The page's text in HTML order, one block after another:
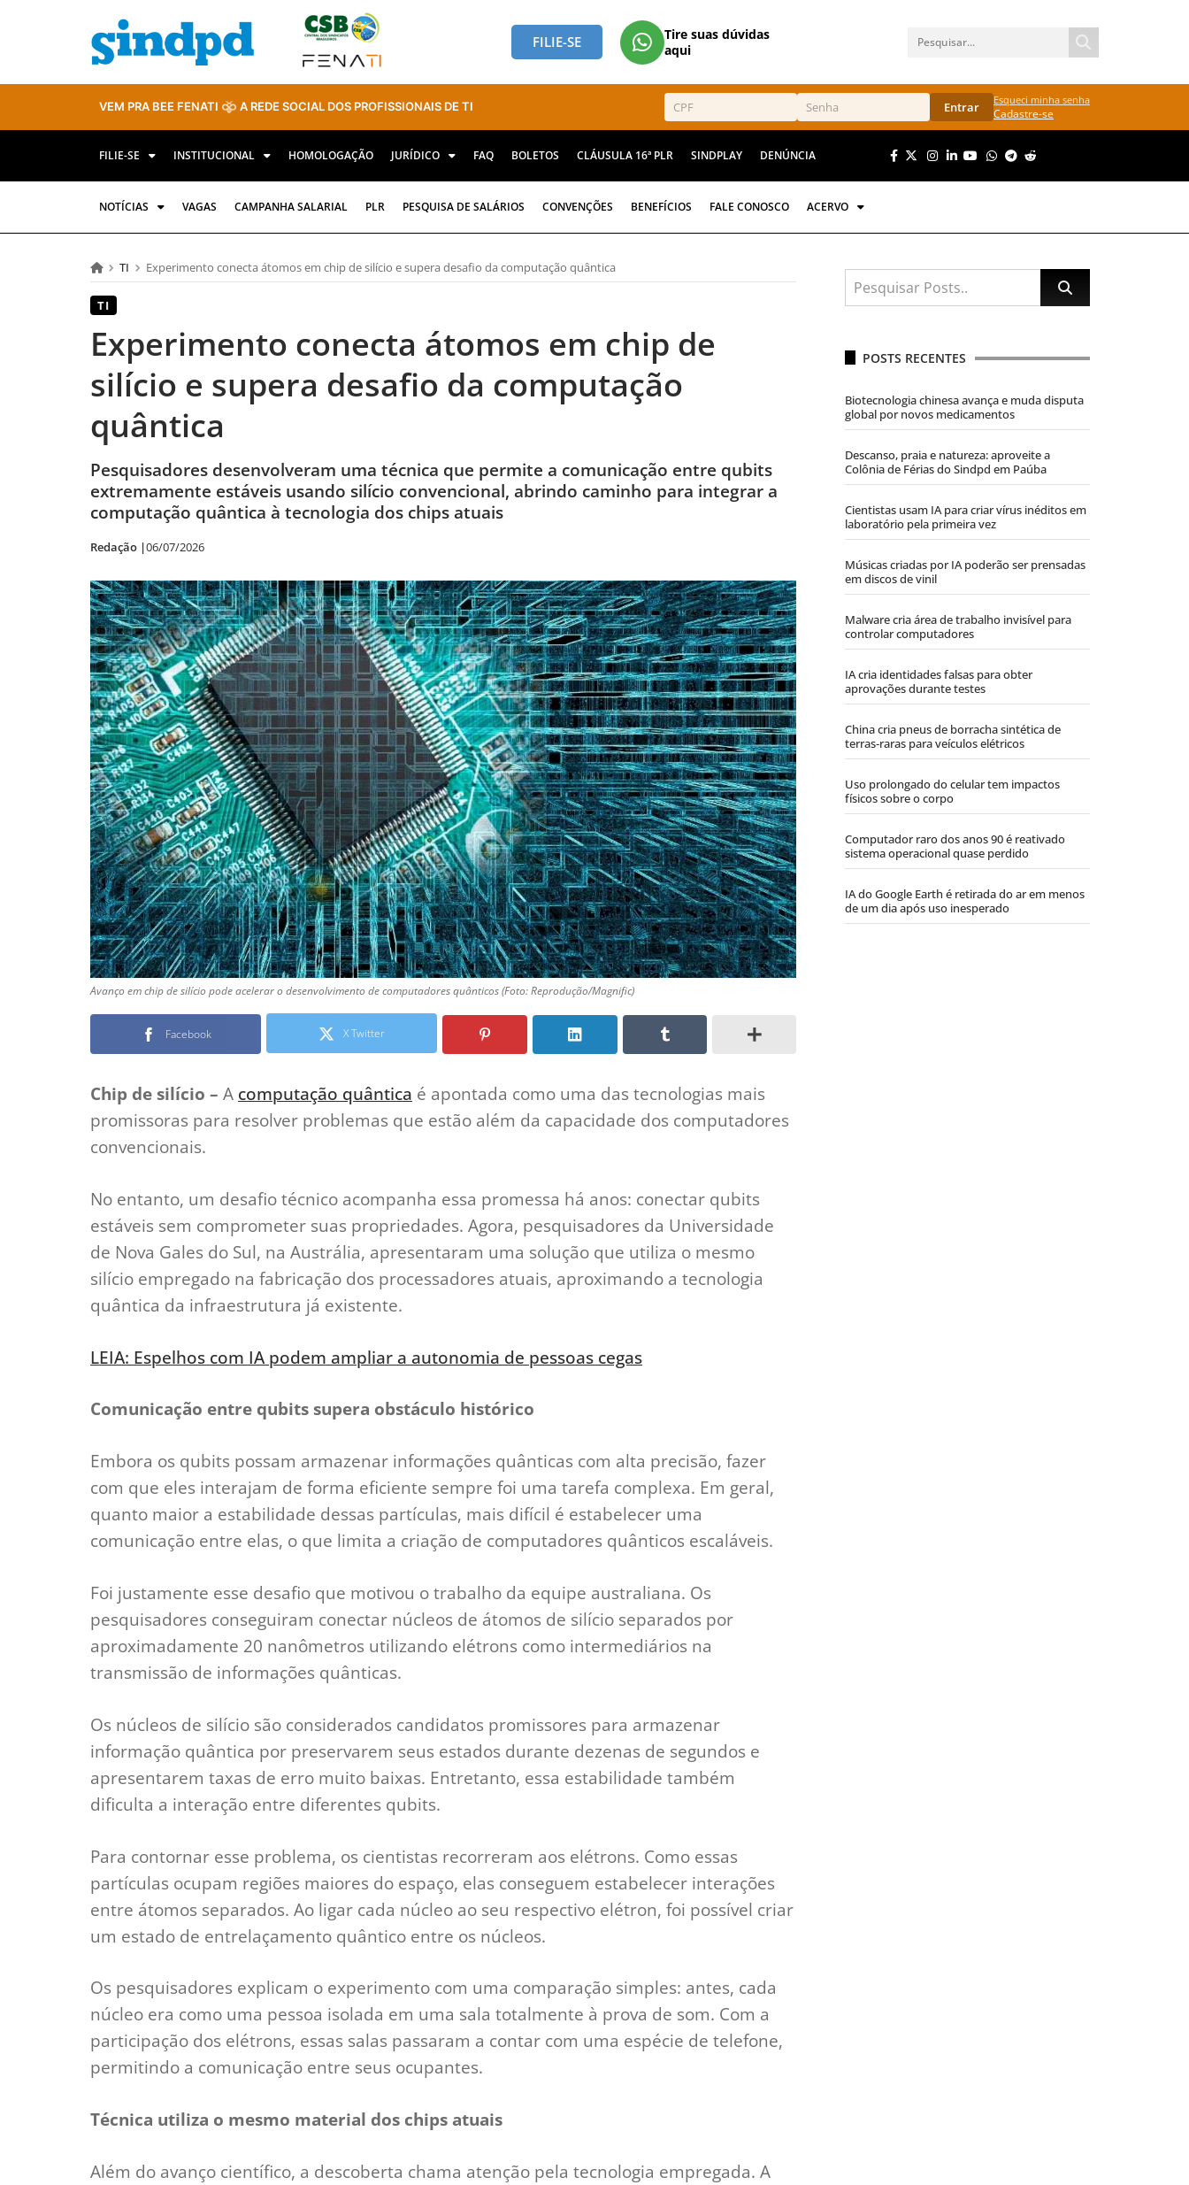
FILIE-SE
Tire suas dúvidas
aqui
VEM PRA BEE FENATI A REDE SOCIAL DOS PROFISSIONAIS DE TI Entrar Esqueci minha senha
Cadastre-se
FILIE-SE INSTITUCIONAL HOMOLOGAÇÃO JURÍDICO FAQ BOLETOS CLÁUSULA 16ª PLR SINDPLAY DENÚNCIA
NOTÍCIAS VAGAS CAMPANHA SALARIAL PLR PESQUISA DE SALÁRIOS CONVENÇÕES BENEFÍCIOS FALE CONOSCO ACERVO
TI Experimento conecta átomos em chip de silício e supera desafio da computação quântica
TI
Experimento conecta átomos em chip de
silício e supera desafio da computação
quântica
Pesquisadores desenvolveram uma técnica que permite a comunicação entre qubits
extremamente estáveis usando silício convencional, abrindo caminho para integrar a
computação quântica à tecnologia dos chips atuais
Redação |06/07/2026
Avanço em chip de silício pode acelerar o desenvolvimento de computadores quânticos (Foto: Reprodução/Magnific)
Facebook X Twitter
Chip de silício – A computação quântica é apontada como uma das tecnologias mais
promissoras para resolver problemas que estão além da capacidade dos computadores
convencionais.
No entanto, um desafio técnico acompanha essa promessa há anos: conectar qubits
estáveis sem comprometer suas propriedades. Agora, pesquisadores da Universidade
de Nova Gales do Sul, na Austrália, apresentaram uma solução que utiliza o mesmo
silício empregado na fabricação dos processadores atuais, aproximando a tecnologia
quântica da infraestrutura já existente.
LEIA: Espelhos com IA podem ampliar a autonomia de pessoas cegas
Comunicação entre qubits supera obstáculo histórico
Embora os qubits possam armazenar informações quânticas com alta precisão, fazer
com que eles interajam de forma eficiente sempre foi uma tarefa complexa. Em geral,
quanto maior a estabilidade dessas partículas, mais difícil é estabelecer uma
comunicação entre elas, o que limita a criação de computadores quânticos escaláveis.
Foi justamente esse desafio que motivou o trabalho da equipe australiana. Os
pesquisadores conseguiram conectar núcleos de átomos de silício separados por
aproximadamente 20 nanômetros utilizando elétrons como intermediários na
transmissão de informações quânticas.
Os núcleos de silício são considerados candidatos promissores para armazenar
informação quântica por preservarem seus estados durante dezenas de segundos e
apresentarem taxas de erro muito baixas. Entretanto, essa estabilidade também
dificulta a interação entre diferentes qubits.
Para contornar esse problema, os cientistas recorreram aos elétrons. Como essas
partículas ocupam regiões maiores do espaço, elas conseguem estabelecer interações
entre átomos separados. Ao ligar cada núcleo ao seu respectivo elétron, foi possível criar
um estado de entrelaçamento quântico entre os núcleos.
Os pesquisadores explicam o experimento com uma comparação simples: antes, cada
núcleo era como uma pessoa isolada em uma sala totalmente à prova de som. Com a
participação dos elétrons, essas salas passaram a contar com uma espécie de telefone,
permitindo a comunicação entre seus ocupantes.
Técnica utiliza o mesmo material dos chips atuais
Além do avanço científico, a descoberta chama atenção pela tecnologia empregada. A
POSTS RECENTES
Biotecnologia chinesa avança e muda disputa
global por novos medicamentos
Descanso, praia e natureza: aproveite a
Colônia de Férias do Sindpd em Paúba
Cientistas usam IA para criar vírus inéditos em
laboratório pela primeira vez
Músicas criadas por IA poderão ser prensadas
em discos de vinil
Malware cria área de trabalho invisível para
controlar computadores
IA cria identidades falsas para obter
aprovações durante testes
China cria pneus de borracha sintética de
terras-raras para veículos elétricos
Uso prolongado do celular tem impactos
físicos sobre o corpo
Computador raro dos anos 90 é reativado
sistema operacional quase perdido
IA do Google Earth é retirada do ar em menos
de um dia após uso inesperado